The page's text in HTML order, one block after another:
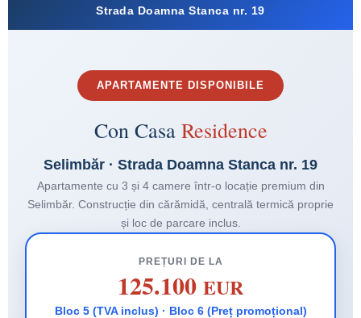
Strada Doamna Stanca nr. 19
APARTAMENTE DISPONIBILE
Con Casa Residence
Selimbăr · Strada Doamna Stanca nr. 19
Apartamente cu 3 și 4 camere într-o locație premium din
Selimbăr. Construcție din cărămidă, centrală termică proprie
și loc de parcare inclus.
PREȚURI DE LA
125.100 EUR
Bloc 5 (TVA inclus) · Bloc 6 (Preț promoțional)